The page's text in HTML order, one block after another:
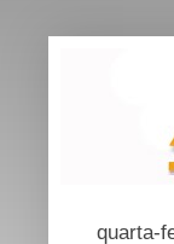
quarta-